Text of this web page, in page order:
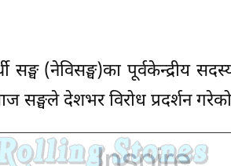
सङ्घ (नेविसङ्घ)का पूर्वकेन्द्रीय
सङ्घले देशभर विरोध प्रदर्शन